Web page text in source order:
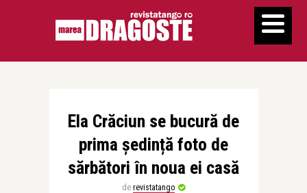
Ela Crăciun se bucură de
prima ședință foto de
sărbători în noua ei casă
de revistatango